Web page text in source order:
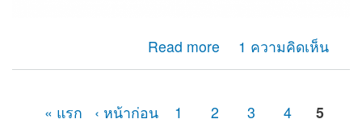
Read more
about ผมไม่สามารถรับรหัสotp เพื่อยืนยันตัวตนของเฟสบุ๊ค
ได้ เนื่องจากเลขหมายนั้นได้ยกเลิกการใช้างานไปหลาย
1 ความคิดเห็น
« แรก ‹ หน้าก่อน 1 2 3 4 5